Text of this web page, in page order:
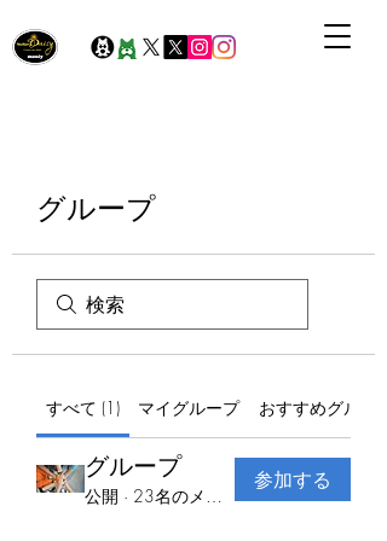
グループ
すべて (1) マイグループ おすすめグループ
グループ
公開 · 23名のメンバー
参加する